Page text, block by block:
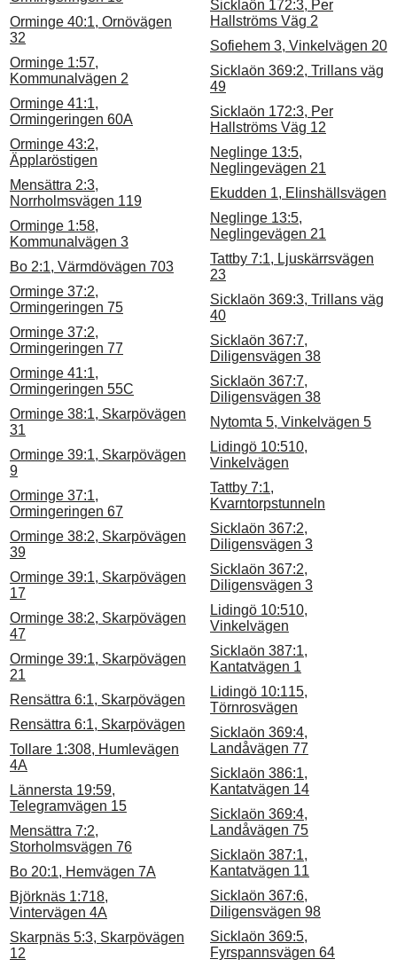
Orminge 40:1, Ornövägen
32
Orminge 1:57,
Kommunalvägen 2
Orminge 41:1,
Ormingeringen 60A
Orminge 43:2,
Äpplaröstigen
Mensättra 2:3,
Norrholmsvägen 119
Orminge 1:58,
Kommunalvägen 3
Bo 2:1, Värmdövägen 703
Orminge 37:2,
Ormingeringen 75
Orminge 37:2,
Ormingeringen 77
Orminge 41:1,
Ormingeringen 55C
Orminge 38:1, Skarpövägen
31
Orminge 39:1, Skarpövägen
9
Orminge 37:1,
Ormingeringen 67
Orminge 38:2, Skarpövägen
39
Orminge 39:1, Skarpövägen
17
Orminge 38:2, Skarpövägen
47
Orminge 39:1, Skarpövägen
21
Rensättra 6:1, Skarpövägen
Rensättra 6:1, Skarpövägen
Tollare 1:308, Humlevägen
4A
Lännersta 19:59,
Telegramvägen 15
Mensättra 7:2,
Storholmsvägen 76
Bo 20:1, Hemvägen 7A
Björknäs 1:718,
Vintervägen 4A
Skarpnäs 5:3, Skarpövägen
12
Sicklaön 172:3, Per
Hallströms Väg 2
Sofiehem 3, Vinkelvägen 20
Sicklaön 369:2, Trillans väg
49
Sicklaön 172:3, Per
Hallströms Väg 12
Neglinge 13:5,
Neglingevägen 21
Ekudden 1, Elinshällsvägen
Neglinge 13:5,
Neglingevägen 21
Tattby 7:1, Ljuskärrsvägen
23
Sicklaön 369:3, Trillans väg
40
Sicklaön 367:7,
Diligensvägen 38
Sicklaön 367:7,
Diligensvägen 38
Nytomta 5, Vinkelvägen 5
Lidingö 10:510,
Vinkelvägen
Tattby 7:1,
Kvarntorpstunneln
Sicklaön 367:2,
Diligensvägen 3
Sicklaön 367:2,
Diligensvägen 3
Lidingö 10:510,
Vinkelvägen
Sicklaön 387:1,
Kantatvägen 1
Lidingö 10:115,
Törnrosvägen
Sicklaön 369:4,
Landåvägen 77
Sicklaön 386:1,
Kantatvägen 14
Sicklaön 369:4,
Landåvägen 75
Sicklaön 387:1,
Kantatvägen 11
Sicklaön 367:6,
Diligensvägen 98
Sicklaön 369:5,
Fyrspannsvägen 64